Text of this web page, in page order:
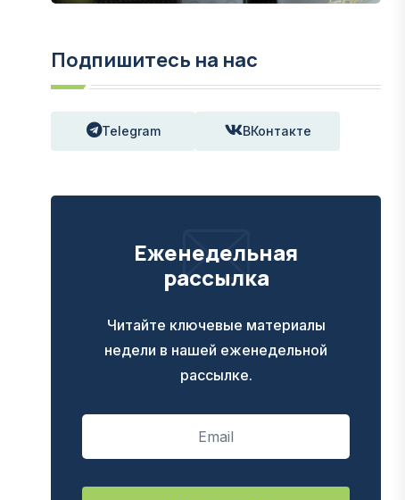
Подпишитесь на нас
Telegram ВКонтакте
Еженедельная
рассылка
Читайте ключевые материалы
недели в нашей еженедельной
рассылке.